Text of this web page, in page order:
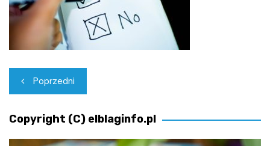
Nawigacja
wpisu
Poprzedni
Copyright (C) elblaginfo.pl